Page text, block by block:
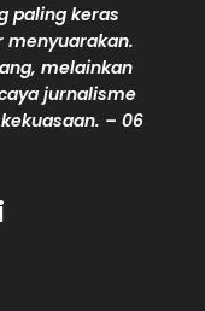
paling keras
menyuarakan.
melainkan
jurnalisme
– 06